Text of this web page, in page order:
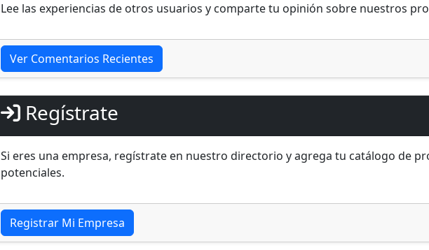
Lee las experiencias de otros usuarios y comparte tu opinión sobre nuestros
Ver Comentarios Recientes
Regístrate
Si eres una empresa, regístrate en nuestro directorio y agrega tu catálogo de
potenciales.
Registrar Mi Empresa